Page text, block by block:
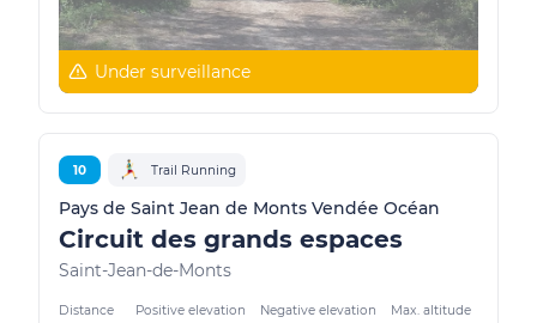
Under surveillance
10 Trail Running
Pays de Saint Jean de Monts Vendée Océan
Circuit des grands espaces
Saint-Jean-de-Monts
Distance Positive elevation Negative elevation Max. altitude